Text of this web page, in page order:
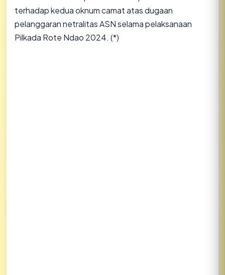
terhadap kedua oknum camat atas dugaan
pelanggaran netralitas ASN selama pelaksanaan
Pilkada Rote Ndao 2024. (*)